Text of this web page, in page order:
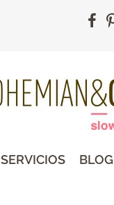
SERVICIOS BLOG